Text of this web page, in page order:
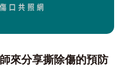
來分享撕除傷的預防